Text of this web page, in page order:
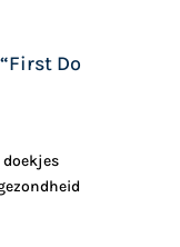
Do
doekjes